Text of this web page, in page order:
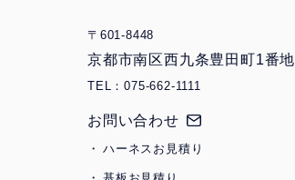
〒601-8448
京都市南区西九条豊田町1番地
TEL：075-662-1111
お問い合わせ
ハーネスお見積り